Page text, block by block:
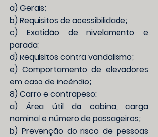
a) Gerais;
b) Requisitos de acessibilidade;
c) Exatidão de nivelamento e
parada;
d) Requisitos contra vandalismo;
e) Comportamento de elevadores
em caso de incêndio;
8) Carro e contrapeso:
a) Área útil da cabina, carga
nominal e número de passageiros;
b) Prevenção do risco de pessoas